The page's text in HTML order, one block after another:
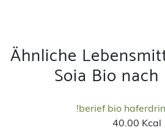
Ähnliche
Soia Bio
!berief bio
40.00 Kcal